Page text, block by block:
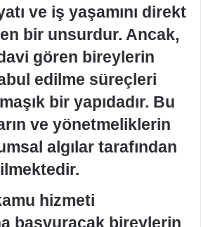
ve iş yaşamını direkt
bir unsurdur. Ancak,
gören bireylerin
edilme süreçleri
bir yapıdadır. Bu
ve yönetmeliklerin
algılar tarafından
hizmeti
başvuracak bireylerin